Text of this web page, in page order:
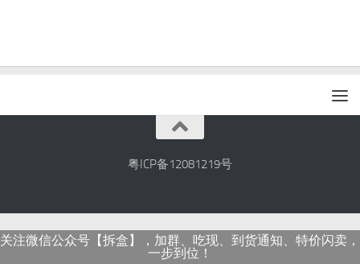
粤ICP备12081219号
关注微信公众号【拆盒】，加群、吃现、到货通知、特价闪卖，
一步到位！